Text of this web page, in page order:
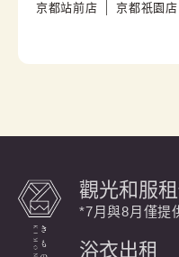
京都站前店 京都祇園店
觀光和服
*7月與8月僅提
浴衣出租